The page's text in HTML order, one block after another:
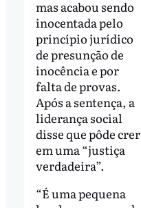
mas acabou sendo
inocentada pelo
princípio jurídico
de presunção de
inocência e por
falta de provas.
Após a sentença, a
liderança social
disse que pôde crer
em uma “justiça
verdadeira”.
“É uma pequena